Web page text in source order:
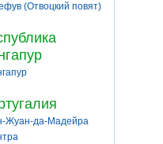
(Отвоцкий повят)
Жуан-да-Мадейра